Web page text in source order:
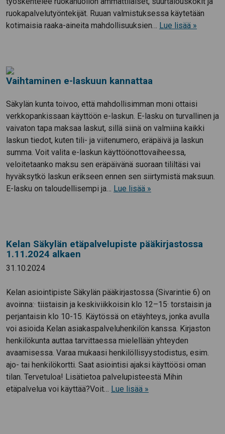
ruokapalvelutyöntekijät. Ruuan valmistuksessa käytetään
kotimaisia raaka-aineita mahdollisuuksien… Lue lisää »
Vaihtaminen e-laskuun kannattaa
Säkylän kunta toivoo, että mahdollisimman moni ottaisi
verkkopankissaan käyttöön e-laskun. E-lasku on turvallinen ja
vaivaton tapa maksaa laskut, sillä siinä on valmiina kaikki
laskun tiedot, kuten tili- ja viitenumero, eräpäivä ja laskun
summa. Voit valita e-laskun käyttöönottovaiheessa,
veloitetaanko maksu sen eräpäivänä suoraan tililtäsi vai
hyväksytkö laskun erikseen ennen sen siirtymistä maksuun.
E-lasku on taloudellisempi ja… Lue lisää »
Kelan Säkylän etäpalvelupiste pääkirjastossa
1.11.2024 alkaen
31.10.2024
Kelan asiointipiste Säkylän pääkirjastossa (Sivarintie 6) on
avoinna:· tiistaisin ja keskiviikkoisin klo 12–15· torstaisin ja
perjantaisin klo 10-15. Käytössä on etäyhteys, jonka avulla
voi asioida Kelan asiakaspalveluhenkilön kanssa. Kirjaston
henkilökunta auttaa tarvittaessa mielellään yhteyden
avaamisessa. Varaa mukaasi henkilöllisyystodistus, esim.
ajo- tai henkilökortti. Saat asiointisi ajaksi käyttöösi oman
tilan. Tervetuloa! Lisätietoa palvelupisteestä Mihin
etäpalvelua voi käyttää?Voit… Lue lisää »